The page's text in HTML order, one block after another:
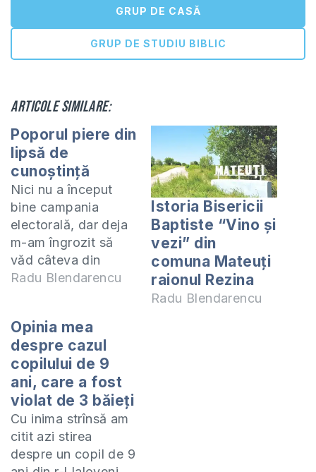
GRUP DE CASĂ
GRUP DE STUDIU BIBLIC
Articole similare:
Poporul piere din
lipsă de
cunoștință
Nici nu a început
bine campania
electorală, dar deja
m-am îngrozit să
văd câteva din
programele
electorali. Nimeni,
dar absolut nimeni
nu menționează de
gravitatea stării
spirituale a națiunii
noastre. Nu știu de
ce concurenții
electorali se feresc
Radu Blendarencu
Istoria Bisericii
Baptiste “Vino și
vezi” din
comuna Mateuți
raionul Rezina
Radu Blendarencu
Opinia mea
despre cazul
copilului de 9
ani, care a fost
violat de 3 băieţi
Cu inima strînsă am
citit azi stirea
despre un copil de 9